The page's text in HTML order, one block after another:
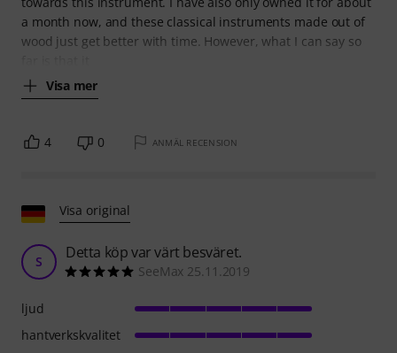
a month now, and these classical instruments made out of
wood just get better with time. However, what I can say so
Visa mer
4 0 ANMÄL RECENSION
Visa original
S Detta köp var värt besväret.
SeeMax 25.11.2019
ljud
hantverkskvalitet